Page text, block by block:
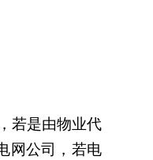
若是由物业代
网公司，若电